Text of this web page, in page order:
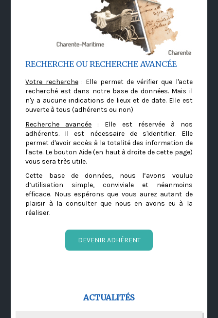
RECHERCHE OU RECHERCHE AVANCÉE
Votre recherche: Elle permet de vérifier que l'acte
recherché est dans notre base de données. Mais il
n'y a aucune indications de lieux et de date. Elle est
ouverte à tous (adhérents ou non)
Recherche avancée : Elle est réservée à nos
adhérents. Il est nécessaire de s'identifier. Elle
permet d'avoir accès à la totalité des information de
l'acte. Le bouton Aide (en haut à droite de cette page)
vous sera très utile.
Cette base de données, nous l’avons voulue
d’utilisation simple, conviviale et néanmoins
efficace. Nous espérons que vous aurez autant de
plaisir à la consulter que nous en avons eu à la
réaliser.
DEVENIR ADHÉRENT
ACTUALITÉS